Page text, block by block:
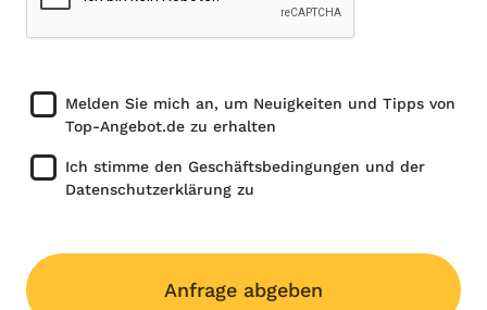
Melden Sie mich an, um Neuigkeiten und Tipps von
Top-Angebot.de zu erhalten
Ich stimme den Geschäftsbedingungen und der
Datenschutzerklärung zu
Anfrage abgeben